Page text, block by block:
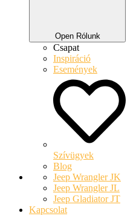
Open Rólunk
Csapat
Inspiráció
Események
Szívügyek
Blog
Jeep Wrangler JK
Jeep Wrangler JL
Jeep Gladiator JT
Kapcsolat